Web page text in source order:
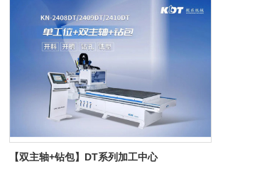
【双主轴+钻包】DT系列加工中心